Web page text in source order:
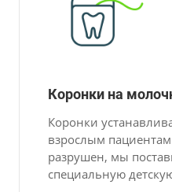
Коронки на
Коронки
взрослым
разрушен, мы
специальную